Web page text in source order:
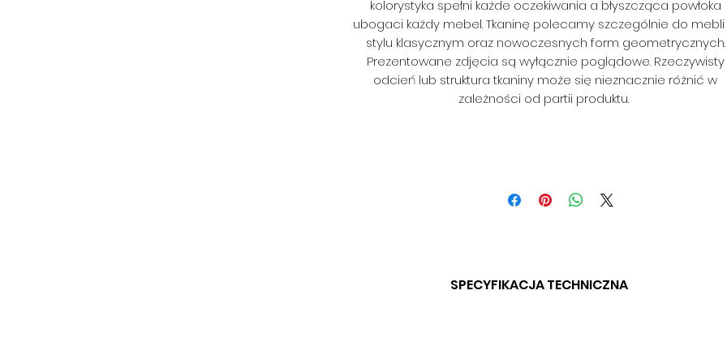
kolorystyka spełni każde oczekiwania a błyszcząca powłoka
ubogaci każdy mebel. Tkaninę polecamy szczególnie do
stylu klasycznym oraz nowoczesnych form geometrycznych.
Prezentowane zdjęcia są wyłącznie poglądowe. Rzeczywisty
odcień lub struktura tkaniny może się nieznacznie różnić w
zależności od partii produktu.
SPECYFIKACJA TECHNICZNA